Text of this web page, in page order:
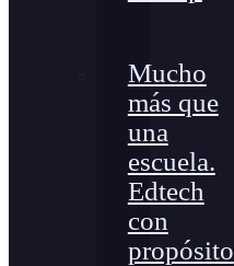
Mucho
más que
una
escuela.
Edtech
con
propósito